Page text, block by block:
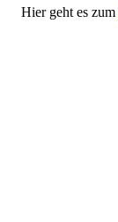
Hier geht es zum